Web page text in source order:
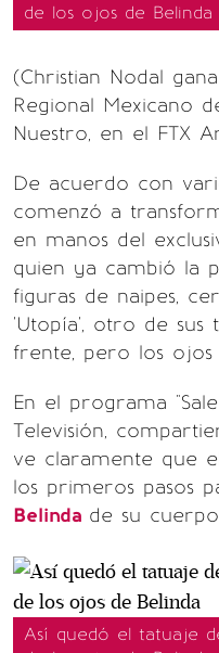
de los ojos de Belinda
(Christian Nodal
Regional Mexicano
Nuestro, en el FTX
De acuerdo con
comenzó a
en manos del
quien ya cambió la
figuras de naipes,
'Utopía', otro de sus
frente, pero los ojos
En el programa
Televisión,
ve claramente que
los primeros pasos
Belinda de su
Así quedó el tatuaje